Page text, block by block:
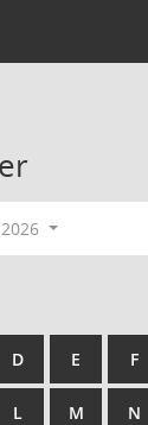
D E F
L M N